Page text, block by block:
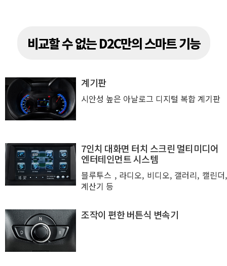
비교할 수 없는 D2C만의 스마트 기능
계기판
시안성 높은 아날로그 디지털 복합 계기판
7인치 대화면 터치 스크린 멀티미디어
엔터테인먼트 시스템
블루투스 , 라디오, 비디오, 갤러리, 캘린더,
계산기 등
조작이 편한 버튼식 변속기